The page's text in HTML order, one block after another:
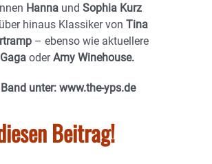
Hanna und Sophia Kurz
hinaus Klassiker von Tina
– ebenso wie aktuellere
oderAmy Winehouse.
unter: www.the-yps.de
Beitrag!